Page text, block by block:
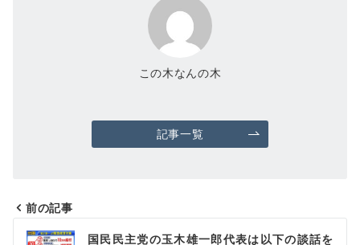
この木なんの木
記事一覧
投
前の記事
国民民主党の玉木雄一郎代表は以下の談話を